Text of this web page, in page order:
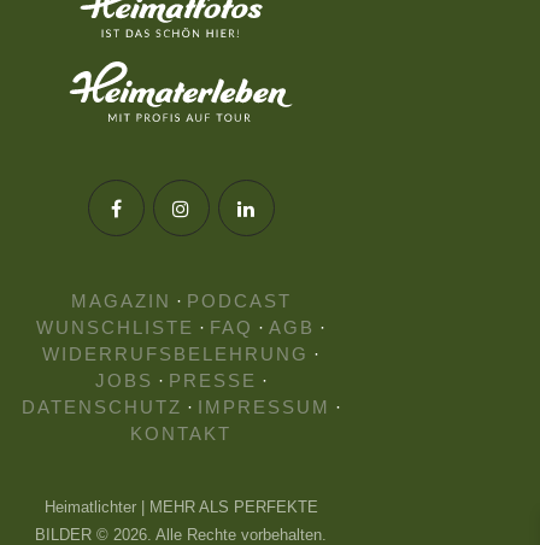
MAGAZIN · PODCAST
WUNSCHLISTE · FAQ · AGB ·
WIDERRUFSBELEHRUNG ·
JOBS · PRESSE ·
DATENSCHUTZ · IMPRESSUM ·
KONTAKT
Heimatlichter | MEHR ALS PERFEKTE
BILDER © 2026. Alle Rechte vorbehalten.